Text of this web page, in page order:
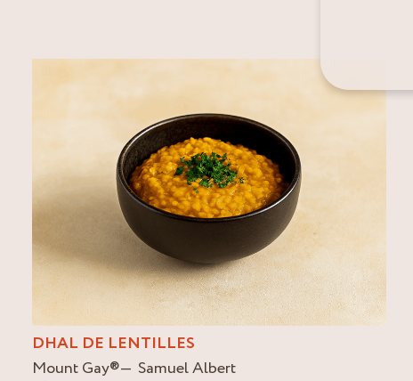
DHAL DE LENTILLES
Mount Gay®
Samuel Albert